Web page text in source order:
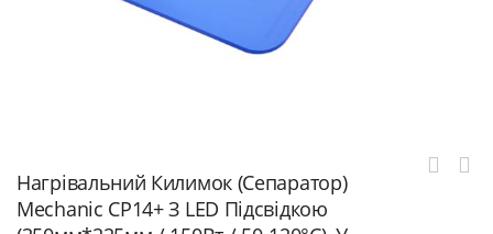
Нагрівальний Килимок (сепаратор)
Mechanic CP14+ З LED Підсвідкою